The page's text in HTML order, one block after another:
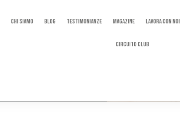
Chi Siamo Blog Testimonianze Magazine Lavora con noi
Circuito Club